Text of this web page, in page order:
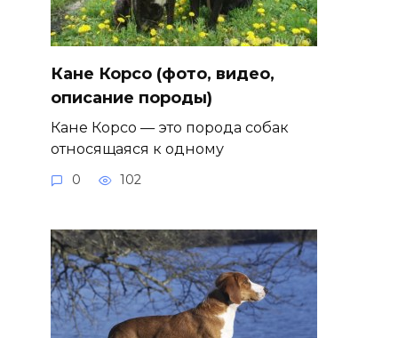
Кане Корсо (фото, видео,
описание породы)
Кане Корсо — это порода собак
относящаяся к одному
0 102